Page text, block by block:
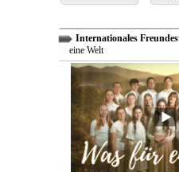
Internationales
eine Welt